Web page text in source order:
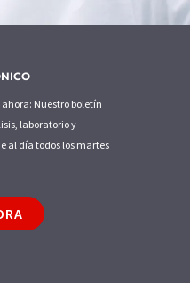
Nuestro boletín
laboratorio y
al día todos los martes